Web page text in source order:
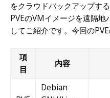
をクラウドバックアップす
PVEのVMイメージを遠隔地
してご紹介です。今回の
項
目
内容
Debian